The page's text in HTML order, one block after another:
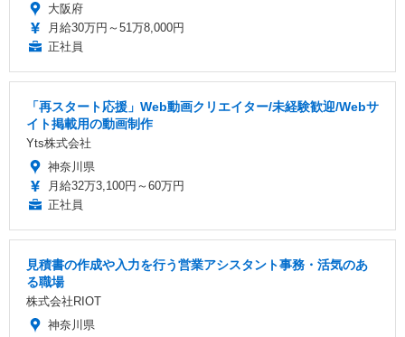
大阪府
月給30万円～51万8,000円
正社員
「再スタート応援」Web動画クリエイター/未経験歓迎/Webサ
イト掲載用の動画制作
Yts株式会社
神奈川県
月給32万3,100円～60万円
正社員
見積書の作成や入力を行う営業アシスタント事務・活気のあ
る職場
株式会社RIOT
神奈川県